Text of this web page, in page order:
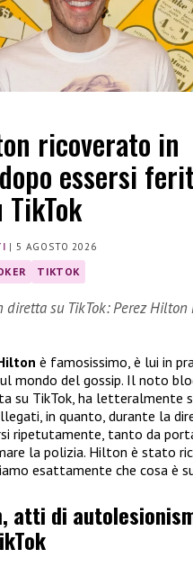
ricoverato in
essersi
|5 AGOSTO 2026
TIKTOK
su TikTok: Perez Hilton
è famosissimo, è lui in
mondo del gossip. Il noto
su TikTok, ha letteralmente
in quanto, durante la
ripetutamente, tanto da
la polizia. Hilton è stato
esattamente che cosa è
atti di